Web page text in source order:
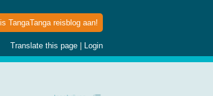
TangaTanga reisblog aan!
Translate this page Login